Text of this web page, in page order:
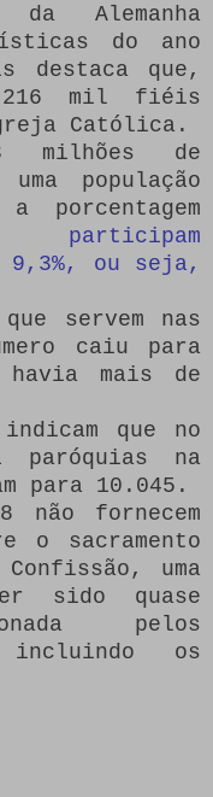
da Alemanha
do ano
destaca que,
216 mil fiéis
Católica.
milhões de
população
participam
9,3%, ou seja,
servem nas
caiu para
havia mais de
que no
paróquias na
para 10.045.
não fornecem
o sacramento
uma
sido quase
pelos
os